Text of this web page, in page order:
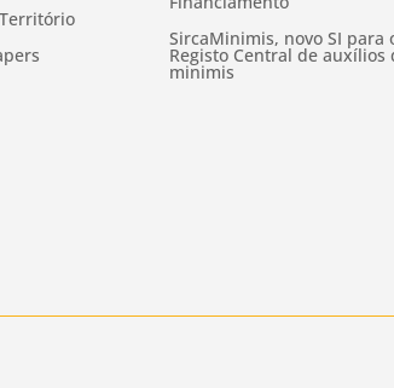
SircaMinimis, novo SI para
Registo Central de auxílios
minimis